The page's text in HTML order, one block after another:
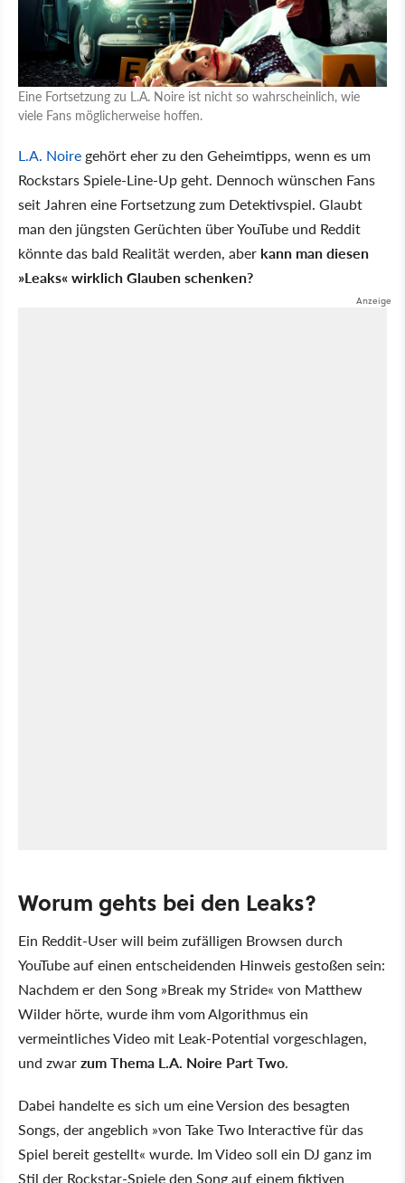
Eine Fortsetzung zu L.A. Noire ist nicht so wahrscheinlich, wie
viele Fans möglicherweise hoffen.
L.A. Noire gehört eher zu den Geheimtipps, wenn es um
Rockstars Spiele-Line-Up geht. Dennoch wünschen Fans
seit Jahren eine Fortsetzung zum Detektivspiel. Glaubt
man den jüngsten Gerüchten über YouTube und Reddit
könnte das bald Realität werden, aber kann man diesen
»Leaks« wirklich Glauben schenken?
Worum gehts bei den Leaks?
Ein Reddit-User will beim zufälligen Browsen durch
YouTube auf einen entscheidenden Hinweis gestoßen sein:
Nachdem er den Song »Break my Stride« von Matthew
Wilder hörte, wurde ihm vom Algorithmus ein
vermeintliches Video mit Leak-Potential vorgeschlagen,
und zwarzum Thema L.A. Noire Part Two.
Dabei handelte es sich um eine Version des besagten
Songs, der angeblich »von Take Two Interactive für das
Spiel bereit gestellt« wurde. Im Video soll ein DJ ganz im
Stil der Rockstar-Spiele den Song auf einem fiktiven